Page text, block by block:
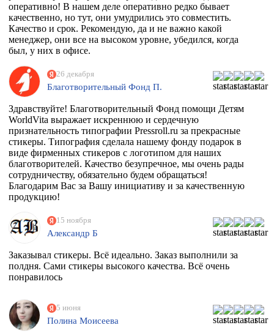
оперативно! В нашем деле оперативно редко бывает
качественно, но тут, они умудрились это совместить.
Качество и срок. Рекомендую, да и не важно какой
менеджер, они все на высоком уровне, убедился, когда
был, у них в офисе.
26 декабря
Благотворительный Фонд П.
Здравствуйте! Благотворительный Фонд помощи Детям
WorldVita выражает искреннюю и сердечную
признательность типографии Pressroll.ru за прекрасные
стикеры. Типография сделала нашему фонду подарок в
виде фирменных стикеров с логотипом для наших
благотворителей. Качество безупречное, мы очень рады
сотрудничеству, обязательно будем обращаться!
Благодарим Вас за Вашу инициативу и за качественную
продукцию!
15 ноября
Александр Б
Заказывал стикеры. Всё идеально. Заказ выполнили за
полдня. Сами стикеры высокого качества. Всё очень
понравилось
5 июня
Полина Моисеева